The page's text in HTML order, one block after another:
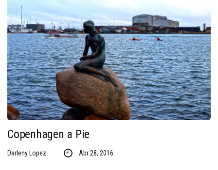
Copenhagen a Pie
Darleny Lopez Abr 28, 2016